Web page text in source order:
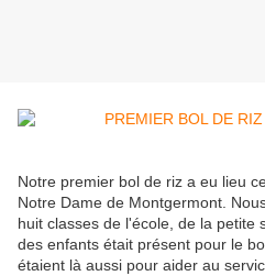
Notre premier bol de riz a eu lieu
Notre Dame de Montgermont.
huit classes de l'école, de la petite
des enfants était présent pour le
étaient là aussi pour aider au